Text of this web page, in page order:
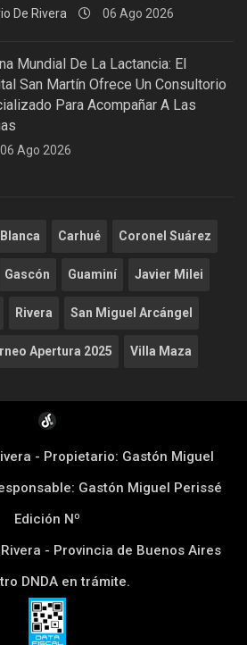
De Rivera 06 Ago 2026
Mundial De La Lactancia: El
San Martín Ofrece Un Consultorio
Para Acompañar A Las
06 Ago 2026
Carhué Coronel Suárez
Gascón Guaminí Javier Milei
Rivera San Miguel Arcángel
Apertura 2025 Villa Maza
- Propietario: Gastón Miguel
Gastón Miguel Perissé
Edición Nº
- Provincia de Buenos Aires
DNDA en trámite.